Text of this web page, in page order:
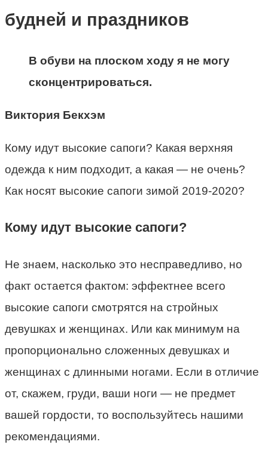
будней и праздников
В обуви на плоском ходу я не могу
сконцентрироваться.
Виктория Бекхэм
Кому идут высокие сапоги? Какая верхняя
одежда к ним подходит, а какая — не очень?
Как носят высокие сапоги зимой 2019-2020?
Кому идут высокие сапоги?
Не знаем, насколько это несправедливо, но
факт остается фактом: эффектнее всего
высокие сапоги смотрятся на стройных
девушках и женщинах. Или как минимум на
пропорционально сложенных девушках и
женщинах с длинными ногами. Если в отличие
от, скажем, груди, ваши ноги — не предмет
вашей гордости, то воспользуйтесь нашими
рекомендациями.